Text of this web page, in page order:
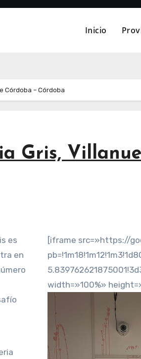
Inicio
Córdoba – Córdoba
Gris,
es
en
[iframe src=»https://
width=»100%»